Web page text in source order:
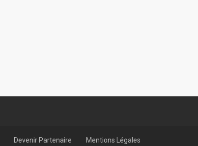
Devenir Partenaire Mentions Légales